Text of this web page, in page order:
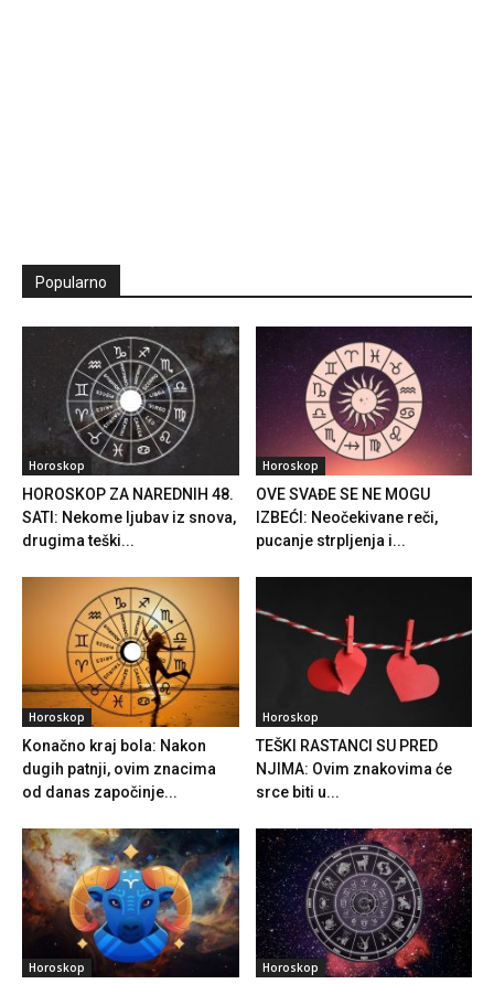
Popularno
Horoskop
HOROSKOP ZA NAREDNIH 48.
SATI: Nekome ljubav iz snova,
drugima teški...
Horoskop
OVE SVAĐE SE NE MOGU
IZBEĆI: Neočekivane reči,
pucanje strpljenja i...
Horoskop
Konačno kraj bola: Nakon
dugih patnji, ovim znacima
od danas započinje...
Horoskop
TEŠKI RASTANCI SU PRED
NJIMA: Ovim znakovima će
srce biti u...
Horoskop Horoskop